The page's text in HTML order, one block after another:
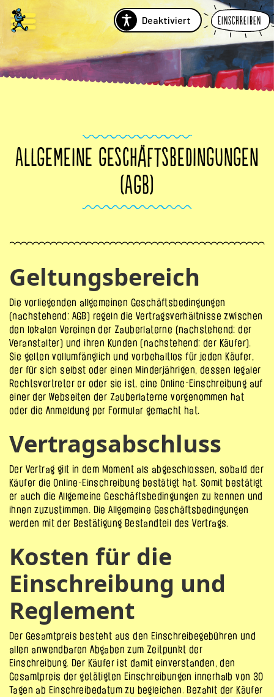
Deaktiviert Einschreiben
ALLGEMEINE GESCHÄFTSBEDINGUNGEN
(AGB)
Geltungsbereich
Die vorliegenden allgemeinen Geschäftsbedingungen
(nachstehend: AGB) regeln die Vertragsverhältnisse zwischen
den lokalen Vereinen der Zauberlaterne (nachstehend: der
Veranstalter) und ihren Kunden (nachstehend: der Käufer).
Sie gelten vollumfänglich und vorbehaltlos für jeden Käufer,
der für sich selbst oder einen Minderjährigen, dessen legaler
Rechtsvertreter er oder sie ist, eine Online-Einschreibung auf
einer der Webseiten der Zauberlaterne vorgenommen hat
oder die Anmeldung per Formular gemacht hat.
Vertragsabschluss
Der Vertrag gilt in dem Moment als abgeschlossen, sobald der
Käufer die Online-Einschreibung bestätigt hat. Somit bestätigt
er auch die Allgemeine Geschäftsbedingungen zu kennen und
ihnen zuzustimmen. Die Allgemeine Geschäftsbedingungen
werden mit der Bestätigung Bestandteil des Vertrags.
Kosten für die
Einschreibung und
Reglement
Der Gesamtpreis besteht aus den Einschreibegebühren und
allen anwendbaren Abgaben zum Zeitpunkt der
Einschreibung. Der Käufer ist damit einverstanden, den
Gesamtpreis der getätigten Einschreibungen innerhalb von 30
Tagen ab Einschreibedatum zu begleichen. Bezahlt der Käufer